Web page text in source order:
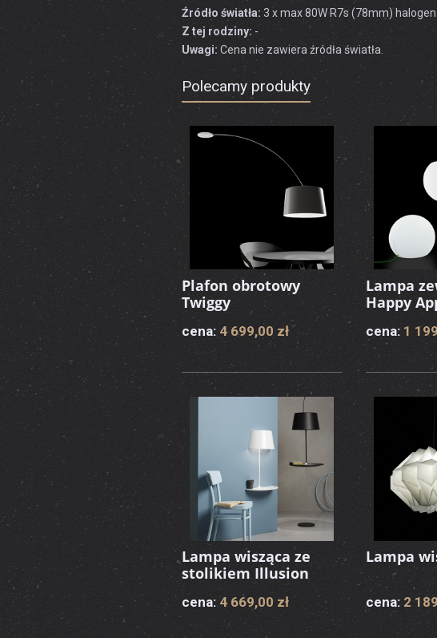
Źródło światła: 3 x max 80W R7s (78mm) halogen
Z tej rodziny: -
Uwagi: Cena nie zawiera źródła światła.
Polecamy produkty
Plafon obrotowy
Twiggy
cena: 4 699,00 zł
Lampa
Happy
cena: 1
Lampa wisząca ze
stolikiem Illusion
cena: 4 669,00 zł
Lampa
cena: 2